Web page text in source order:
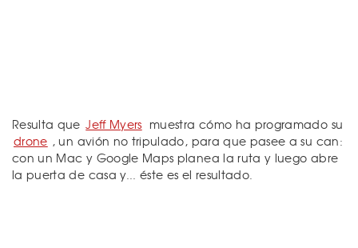
Resulta que Jeff Myers muestra cómo ha programado su
drone , un avión no tripulado, para que pasee a su can:
con un Mac y Google Maps planea la ruta y luego abre
la puerta de casa y... éste es el resultado.